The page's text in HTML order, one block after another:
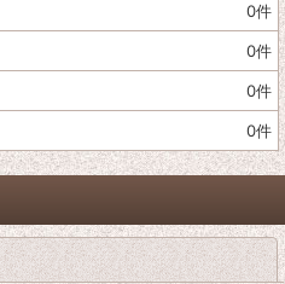
0件
0件
0件
0件
閉じる